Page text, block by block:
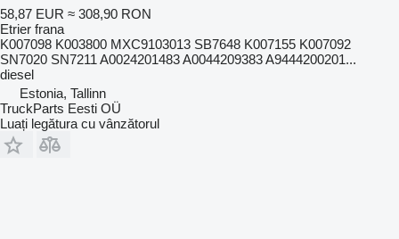
58,87 EUR ≈ 308,90 RON
Etrier frana
K007098 K003800 MXC9103013 SB7648 K007155 K007092
SN7020 SN7211 A0024201483 A0044209383 A9444200201...
diesel
Estonia, Tallinn
TruckParts Eesti OÜ
Luați legătura cu vânzătorul